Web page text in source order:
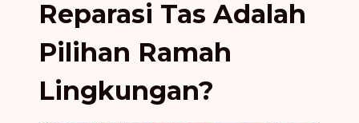
Reparasi Tas Adalah
Pilihan Ramah
Lingkungan?